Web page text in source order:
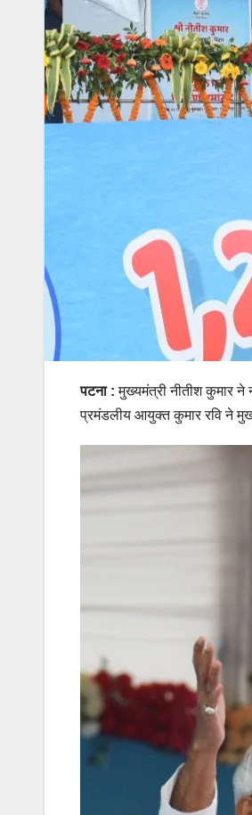
पटना :मुख्यमंत्री नीतीश कुमार ने
प्रमंडलीय आयुक्त कुमार रवि ने